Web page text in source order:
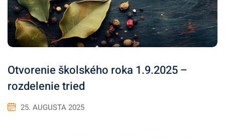
Otvorenie školského roka 1.9.2025 –
rozdelenie tried
25. AUGUSTA 2025